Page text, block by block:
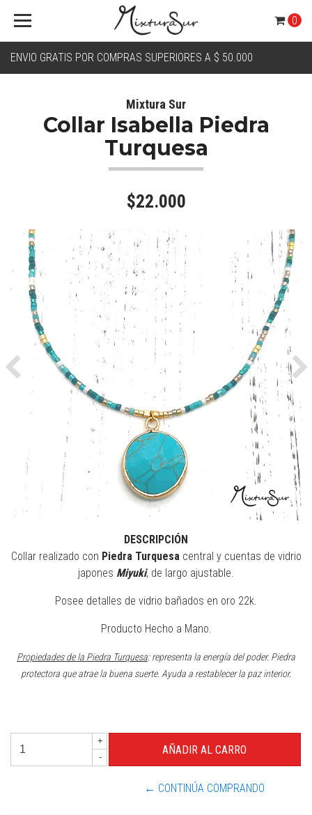
ENVIO GRATIS POR COMPRAS SUPERIORES A $ 50.000
0
Mixtura Sur
Collar Isabella Piedra
Turquesa
$22.000
Previous
DESCRIPCIÓN
Collar realizado con Piedra Turquesa central y cuentas de vidrio
japones Miyuki, de largo ajustable.
Posee detalles de vidrio bañados en oro 22k.
Producto Hecho a Mano.
Propiedades de la Piedra Turquesa: representa la energía del poder. Piedra
protectora que atrae la buena suerte. Ayuda a restablecer la paz interior.
+
-
← CONTINÚA COMPRANDO